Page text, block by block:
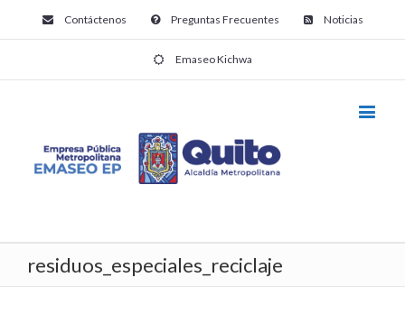
Contáctenos Preguntas Frecuentes Noticias
Emaseo Kichwa
residuos_especiales_reciclaje